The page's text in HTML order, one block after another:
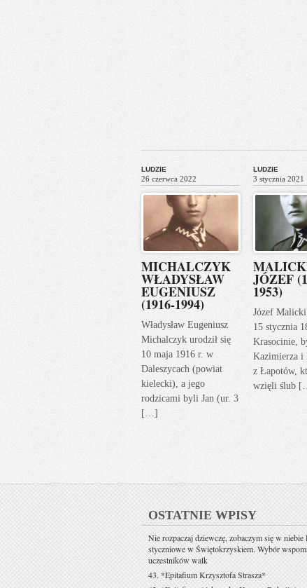
LUDZIE
26 czerwca 2022
MICHALCZYK
WŁADYSŁAW
EUGENIUSZ
(1916-1994)
Władysław Eugeniusz
Michalczyk urodził się
10 maja 1916 r. w
Daleszycach (powiat
kielecki), a jego
rodzicami byli Jan (ur. 3
[…]
LUDZIE
3 stycznia 2021
JÓZEF
1953)
Józef
15 stycznia
Krasocinie,
Kazimierza i
z Łapotów,
wzięli ślub
OSTATNIE WPISY
Nie rozpaczaj dziewczę, zobaczym się w niebie
styczniowe w Świętokrzyskiem. Wybór
uczestników walk
43. *Epitafium Krzysztofa Strasza*